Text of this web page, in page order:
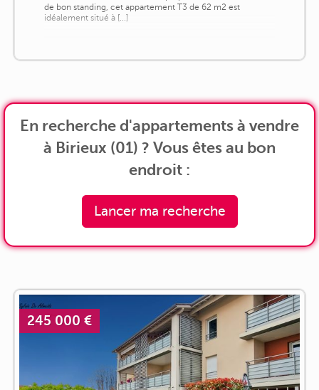
de bon standing, cet appartement T3 de 62 m2 est
idéalement situé à [...]
En recherche d'appartements à vendre
à Birieux (01) ? Vous êtes au bon
endroit :
Lancer ma recherche
245 000 €